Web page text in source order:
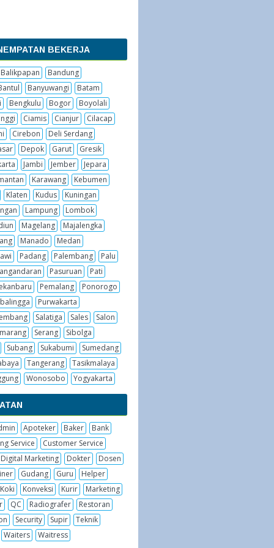
BEKERJA
Balikpapan
Bandung
Banyuwangi
Batam
Bengkulu Bogor
Boyolali
Ciamis Cianjur
Cilacap
Cirebon
Deli Serdang
Depok Garut
Gresik
Jambi Jember
Jepara
Karawang
Kebumen
Klaten
Kudus
Kuningan
Lampung
Lombok
Magelang
Majalengka
Manado
Medan
Padang Palembang
Palu
Pasuruan
Pati
Pemalang
Ponorogo
Purwakarta
Salatiga Sales
Salon
Serang
Sibolga
Subang
Sukabumi
Sumedang
Tangerang
Tasikmalaya
Wonosobo Yogyakarta
Apoteker Baker
Bank
Service
Customer Service
Digital Marketing
Dokter
Dosen
Gudang Guru
Helper
Koki
Konveksi Kurir
Marketing
QC Radiografer
Restoran
Security Supir
Teknik
Waiters
Waitress